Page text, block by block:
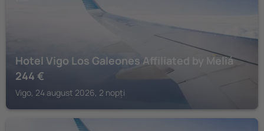
Hotel Vigo Los Galeones Affiliated by Meliá
244 €
Vigo, 24 august 2026, 2 nopți